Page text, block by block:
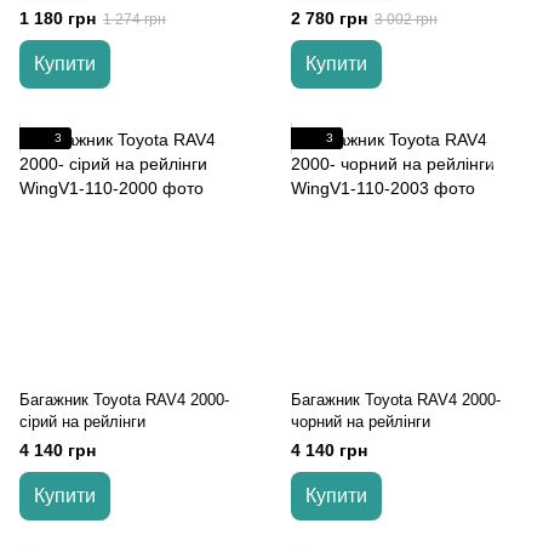
1 180 грн 1 274 грн
Купити
2 780 грн 3 002 грн
Купити
3
Багажник Toyota RAV4 2000-
cірий на рейлінги
4 140 грн
Купити
3
Багажник Toyota RAV4 2000-
чорний на рейлінги
4 140 грн
Купити